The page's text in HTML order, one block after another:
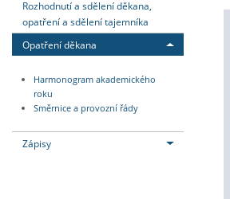
Rozhodnutí a sdělení děkana,
opatření a sdělení tajemníka
Opatření děkana
Harmonogram akademického
roku
Směrnice a provozní řády
Zápisy